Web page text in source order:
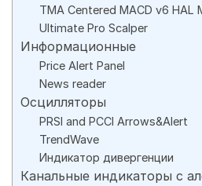
TMA Centered MACD v6 HAL
Ultimate Pro Scalper
Информационные
Price Alert Panel
News reader
Осцилляторы
PRSI and PCCI Arrows&Alert
TrendWave
Индикатор дивергенции
Канальные индикаторы с